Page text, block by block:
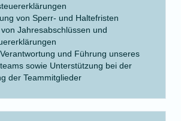
von Sperr- und Haltefristen
Jahresabschlüssen und
und Führung unseres
sowie Unterstützung bei der
der Teammitglieder